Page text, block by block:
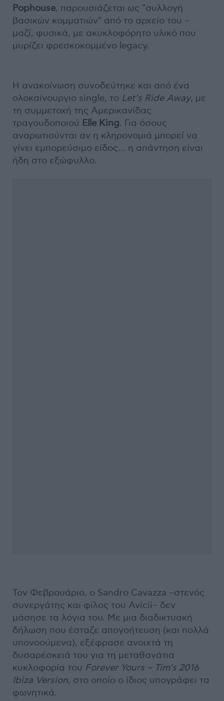
Pophouse, παρουσιάζεται ως "συλλογή
βασικών κομματιών" από το αρχείο του –
μαζί, φυσικά, με ακυκλοφόρητο υλικό που
μυρίζει φρεσκοκομμένο legacy.
Η ανακοίνωση συνοδεύτηκε και από ένα
ολοκαίνουργιο single, το Let’s Ride Away, με
τη συμμετοχή της Αμερικανίδας
τραγουδοποιού Elle King. Για όσους
αναρωτιούνται αν η κληρονομιά μπορεί να
γίνει εμπορεύσιμο είδος… η απάντηση είναι
ήδη στο εξώφυλλο.
Τον Φεβρουάριο, ο Sandro Cavazza –στενός
συνεργάτης και φίλος του Avicii– δεν
μάσησε τα λόγια του. Με μια διαδικτυακή
δήλωση που έσταζε απογοήτευση (και πολλά
υπονοούμενα), εξέφρασε ανοιχτά τη
δυσαρέσκειά του για τη μεταθανάτια
κυκλοφορία του Forever Yours – Tim’s 2016
Ibiza Version, στο οποίο ο ίδιος υπογράφει τα
φωνητικά.